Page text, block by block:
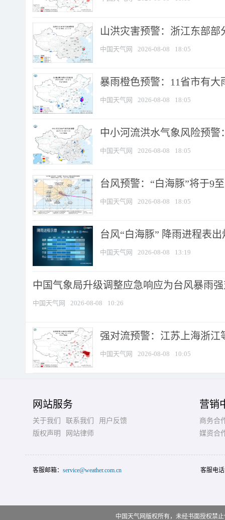
山洪灾害预警：浙江东部
中国天气网 2026-08-08 18:05
暴雨橙色预警：11省市有
中国天气网 2026-08-08 18:05
中小河流洪水气象风险预
中国天气网 2026-08-08 18:05
台风预警：“白海豚”将于9
中国天气网 2026-08-08 18:05
台风“白海豚” 降雨进程表
中国天气网 2026-08-08 13:19
中国气象局升级调整应急响应为台风暴雨
中国天气网 2026-08-08 10:26
强对流预警：江苏上海浙江
中国天气网 2026-08-08 10:05
网站服务
关于我们 联系我们
用户反馈
版权声明
网站律师
营销
商务合
媒资合
客服邮箱： service@weather.com.cn 客服电
中国天气网版权所有，未经书面授权